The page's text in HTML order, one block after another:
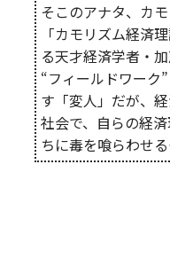
そこのアナタ、カモ
「カモリズム経済
る天才経済学者・加
“フィールドワーク
す「変人」だが、
社会で、自らの経
ちに毒を喰らわせる